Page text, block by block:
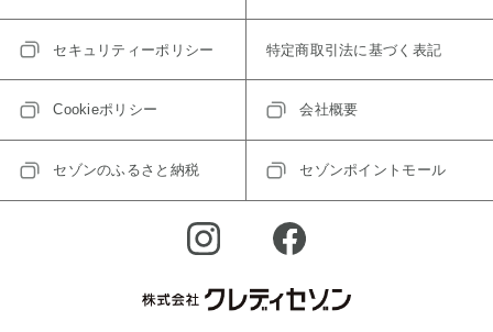
セキュリティーポリシー 特定商取引法に基づく表記
Cookieポリシー 会社概要
セゾンのふるさと納税 セゾンポイントモール